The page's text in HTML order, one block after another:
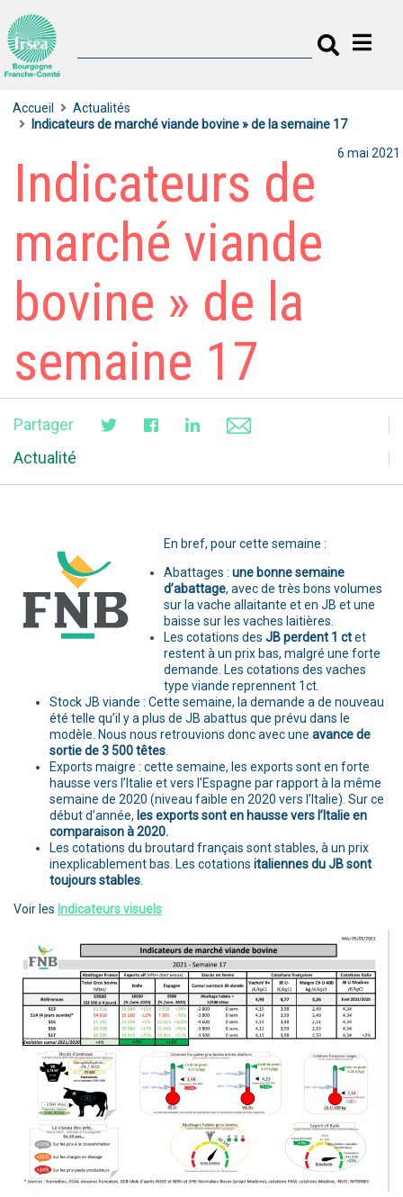
Accueil
Actualités
Indicateurs de marché viande bovine » de la semaine 17
Indicateurs de
marché viande
bovine » de la
semaine 17
6 mai 2021
Partager
Actualité
En bref, pour cette semaine :
Abattages : une bonne semaine
d’abattage, avec de très bons volumes
sur la vache allaitante et en JB et une
baisse sur les vaches laitières.
Les cotations desJB perdent 1 ctet
restent à un prix bas, malgré une forte
demande. Les cotations des vaches
type viande reprennent 1ct.
Stock JB viande : Cette semaine, la demande a de nouveau
été telle qu’il y a plus de JB abattus que prévu dans le
modèle. Nous nous retrouvions donc avec une avance de
sortie de 3 500 têtes.
Exports maigre : cette semaine, les exports sont en forte
hausse vers l’Italie et vers l’Espagne par rapport à la même
semaine de 2020 (niveau faible en 2020 vers l’Italie). Sur ce
début d’année, les exports sont en hausse vers l’Italie en
comparaison à 2020.
Les cotations du broutard français sont stables, à un prix
inexplicablement bas. Les cotations italiennes du JB sont
toujours stables.
Voir les Indicateurs visuels